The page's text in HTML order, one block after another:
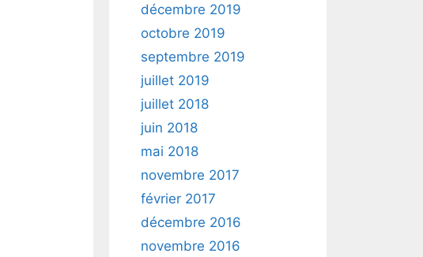
décembre 2019
octobre 2019
septembre 2019
juillet 2019
juillet 2018
juin 2018
mai 2018
novembre 2017
février 2017
décembre 2016
novembre 2016